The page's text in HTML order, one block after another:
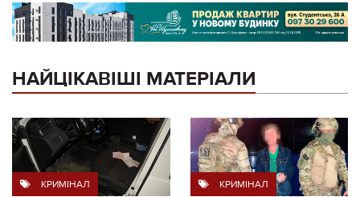
НАЙЦІКАВІШІ МАТЕРІАЛИ
КРИМІНАЛ КРИМІНАЛ